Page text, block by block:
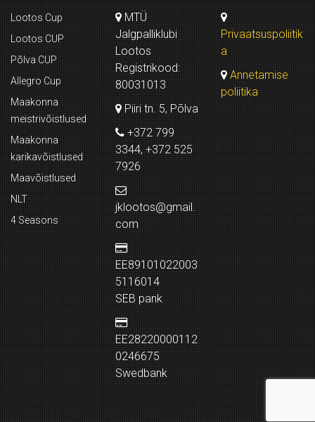
Lootos Cup
Lootos CUP
Põlva CUP
Allegro Cup
Maakonna
meistrivõistlused
Maakonna
karikavõistlused
Maavõistlused
NLT
4 Seasons
MTÜ
Jalgpalliklubi
Lootos
Registrikood:
80031013
Piiri tn. 5, Põlva
+372 799
3344, +372 525
7926
jklootos@gmail.
com
EE89101022003
5116014
SEB pank
EE28220000112
0246675
Swedbank
Privaatsuspoliitik
a
Annetamise
poliitika